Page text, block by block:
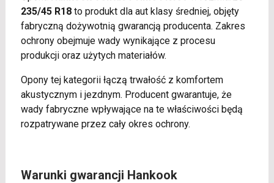
235/45 R18to produkt dla aut klasy średniej, objęty
fabryczną dożywotnią gwarancją producenta. Zakres
ochrony obejmuje wady wynikające z procesu
produkcji oraz użytych materiałów.
Opony tej kategorii łączą trwałość z komfortem
akustycznym i jezdnym. Producent gwarantuje, że
wady fabryczne wpływające na te właściwości będą
rozpatrywane przez cały okres ochrony.
Warunki gwarancji Hankook